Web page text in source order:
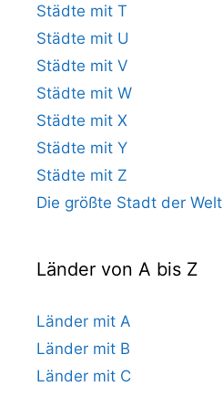
Städte mit T
Städte mit U
Städte mit V
Städte mit W
Städte mit X
Städte mit Y
Städte mit Z
Die größte Stadt der Welt
Länder von A bis Z
Länder mit A
Länder mit B
Länder mit C